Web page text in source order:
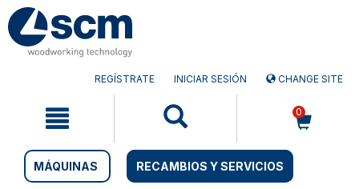
Saltar
contenido
Saltar
menú
REGÍSTRATE INICIAR SESIÓN CHANGE SITE
0
MÁQUINAS RECAMBIOS Y SERVICIOS